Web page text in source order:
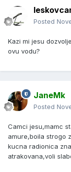
Posted
Kazi mi jesu
ovu vodu?
JaneMk
Posted
Camci jesu,mamc
amure,boila strogo
kucna radionica
atrakovana,voli